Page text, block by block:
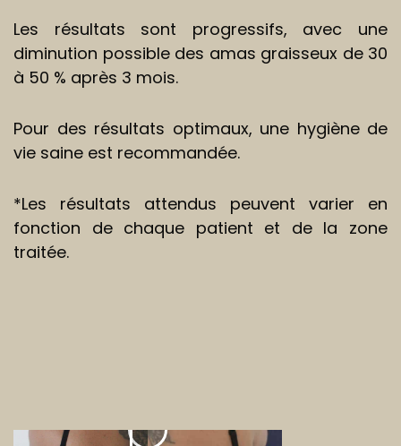
Les résultats sont progressifs, avec une
diminution possible des amas graisseux de 30
à 50 % après 3 mois.
Pour des résultats optimaux, une hygiène de
vie saine est recommandée.
*Les résultats attendus peuvent varier en
fonction de chaque patient et de la zone
traitée.